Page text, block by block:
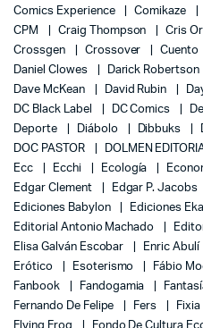
Comics Experience
Comikaze
CPM
Craig Thompson Cris
Crossgen
Crossover Cuento
Daniel Clowes
Darick Robertson
Dave McKean
David Rubin
DC Black Label
DC Comics
Deporte
Diábolo Dibbuks
DOC PASTOR
DOLMEN
Ecc
Ecchi Ecología
Edgar Clement
Edgar P. Jacobs
Ediciones Babylon
Ediciones
Editorial Antonio Machado
Elisa Galván Escobar
Enric Abulí
Erótico
Esoterismo Fábio
Fanbook
Fandogamia
Fernando De Felipe
Fers